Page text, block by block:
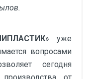
» уже
вопросами
сегодня